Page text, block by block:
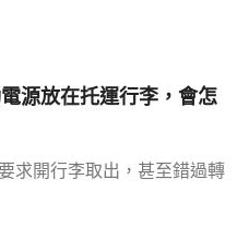
源放在托運行李，會怎
求開行李取出，甚至錯過轉